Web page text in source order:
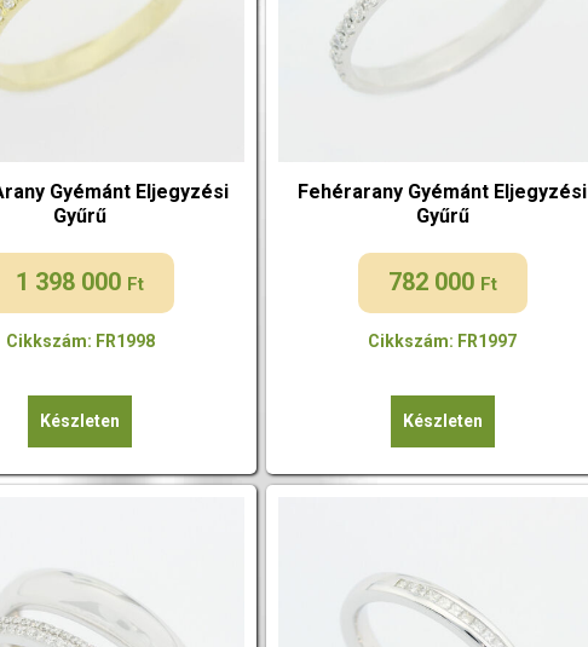
Gyémánt Eljegyzési
Gyűrű
1 398 000 Ft
Cikkszám: FR1998
Készleten
Fehérarany Gyémánt Eljegyzési
Gyűrű
782 000 Ft
Cikkszám: FR1997
Készleten